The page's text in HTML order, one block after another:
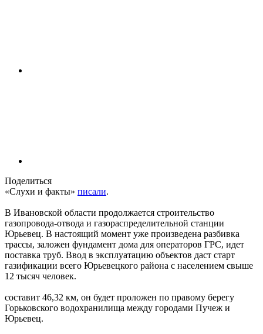
Поделиться
«Слухи и факты» писали.
В Ивановской области продолжается строительство
газопровода-отвода и газораспределительной станции
Юрьевец. В настоящий момент уже произведена разбивка
трассы, заложен фундамент дома для операторов ГРС, идет
поставка труб. Ввод в эксплуатацию объектов даст старт
газификации всего Юрьевецкого района с населением свыше
12 тысяч человек.
составит 46,32 км, он будет проложен по правому берегу
Горьковского водохранилища между городами Пучеж и
Юрьевец.